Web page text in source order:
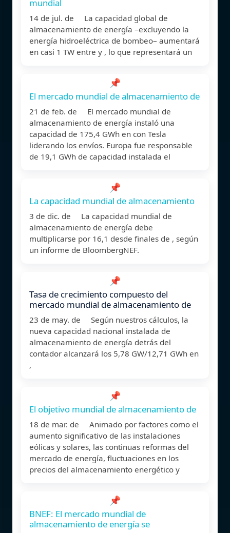
mundial
14 de jul. de La capacidad global de
almacenamiento de energía –excluyendo la
energía hidroeléctrica de bombeo– aumentará
en casi 1 TW entre y , lo que representará un
📌
El mercado mundial de almacenamiento de
21 de feb. de El mercado mundial de
almacenamiento de energía instaló una
capacidad de 175,4 GWh en con Tesla
liderando los envíos. Europa fue responsable
de 19,1 GWh de capacidad instalada el
📌
La capacidad mundial de almacenamiento
3 de dic. de La capacidad mundial de
almacenamiento de energía debe
multiplicarse por 16,1 desde finales de , según
un informe de BloombergNEF.
📌
Tasa de crecimiento compuesto del
mercado mundial de almacenamiento de
23 de may. de Según nuestros cálculos, la
nueva capacidad nacional instalada de
almacenamiento de energía detrás del
contador alcanzará los 5,78 GW/12,71 GWh en
,
📌
El objetivo mundial de almacenamiento de
18 de mar. de Animado por factores como el
aumento significativo de las instalaciones
eólicas y solares, las continuas reformas del
mercado de energía, fluctuaciones en los
precios del almacenamiento energético y
📌
BNEF: El mercado mundial de
almacenamiento de energía se